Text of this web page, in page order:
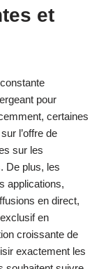
et
pour
certaines
l’offre de
sur les
De plus, les
applications,
en direct,
en
croissante de
exactement les